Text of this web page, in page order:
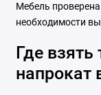
Мебель
необходимости
Где
напрокат